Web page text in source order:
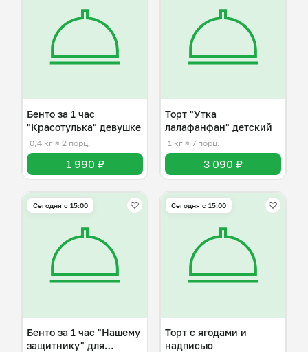
Бенто за 1 час
"Красотулька" девушке
0,4 кг ≈ 2 порц.
1 990 ₽
Торт "Утка
лалафанфан" детский
1 кг ≈ 7 порц.
3 090 ₽
Сегодня с 15:00
Бенто за 1 час "Нашему
защитнику" для
Сегодня с 15:00
Торт с ягодами и
надписью